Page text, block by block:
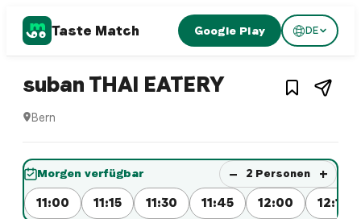
Taste Match Google Play DE
Thai restaurant 1/ 4
suban THAI EATERY– Restaurant
Bern
Jetzt sofort einen Tisch
Morgen verfügbar − 2 Personen +
11:00 11:15 11:30 11:45 12:00 12:15